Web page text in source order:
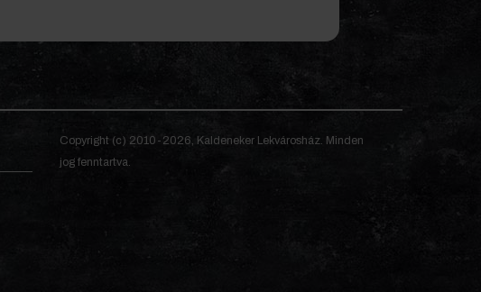
Copyright (c) 2010-2026, Kaldeneker Lekvárosház. Minden
jog fenntartva.